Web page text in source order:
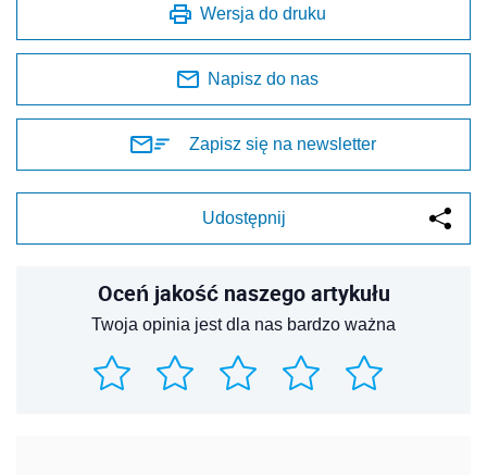
Wersja do druku
Napisz do nas
Zapisz się na newsletter
Udostępnij
Oceń jakość naszego artykułu
Twoja opinia jest dla nas bardzo ważna